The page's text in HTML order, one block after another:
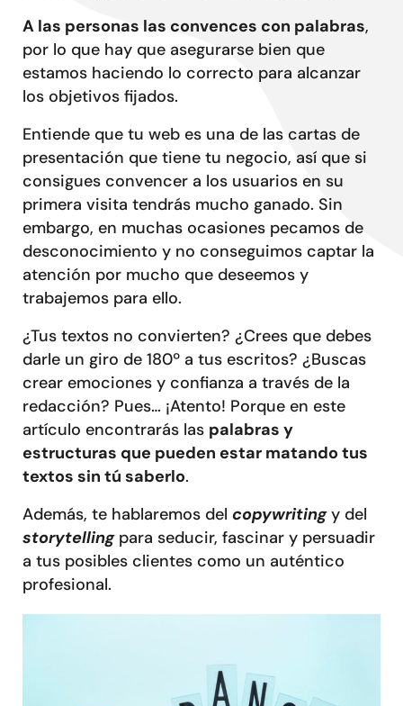
A las personas las convences con palabras,
por lo que hay que asegurarse bien que
estamos haciendo lo correcto para alcanzar
los objetivos fijados.
Entiende que tu web es una de las cartas de
presentación que tiene tu negocio, así que si
consigues convencer a los usuarios en su
primera visita tendrás mucho ganado. Sin
embargo, en muchas ocasiones pecamos de
desconocimiento y no conseguimos captar la
atención por mucho que deseemos y
trabajemos para ello.
¿Tus textos no convierten? ¿Crees que debes
darle un giro de 180º a tus escritos? ¿Buscas
crear emociones y confianza a través de la
redacción? Pues… ¡Atento! Porque en este
artículo encontrarás las palabras y
estructuras que pueden estar matando tus
textos sin tú saberlo.
Además, te hablaremos del copywriting y del
storytelling para seducir, fascinar y persuadir
a tus posibles clientes como un auténtico
profesional.